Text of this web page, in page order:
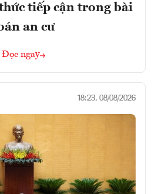
tiếp cận trong bài
an cư
Đọc ngay
18:23, 08/08/2026